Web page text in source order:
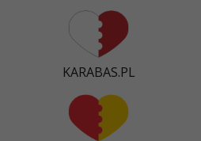
KARABAS.PL